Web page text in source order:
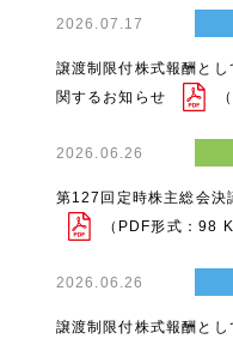
2026.07.17
譲渡制限付株式報酬と
関するお知らせ
2026.06.26
第127回定時株主総会決
（PDF形式：98
2026.06.26
譲渡制限付株式報酬と